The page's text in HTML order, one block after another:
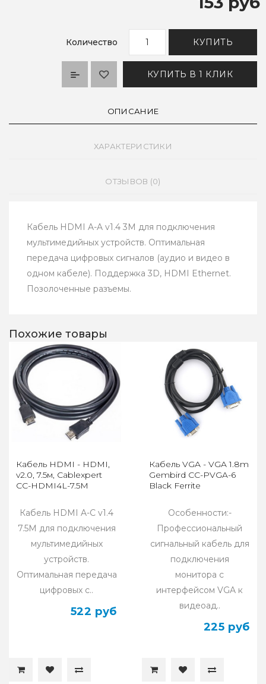
Количество КУПИТЬ
КУПИТЬ В 1 КЛИК
ОПИСАНИЕ
ХАРАКТЕРИСТИКИ
ОТЗЫВОВ (0)
Кабель HDMI A-A v1.4 3M для подключения
мультимедийных устройств. Оптимальная
передача цифровых сигналов (аудио и видео в
одном кабеле). Поддержка 3D, HDMI Ethernet.
Позолоченные разъемы.
Похожие товары
Кабель HDMI - HDMI,
v2.0, 7.5м, Cablexpert
CC-HDMI4L-7.5M
Кабель HDMI A-C v1.4
7.5M для подключения
мультимедийных
устройств.
Оптимальная передача
цифровых с..
522 руб
Кабель VGA - VGA 1.8m
Gembird CC-PVGA-6
Black Ferrite
Особенности:-
Профессиональный
сигнальный кабель для
подключения
монитора с
интерфейсом VGA к
видеоад..
225 руб